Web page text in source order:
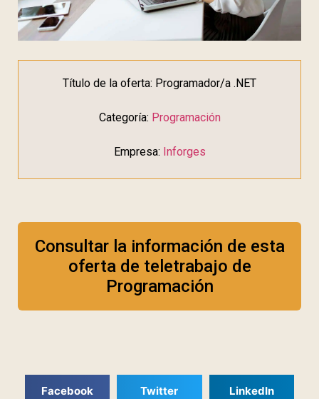
Título de la oferta: Programador/a .NET
Categoría: Programación
Empresa: Inforges
Consultar la información de esta
oferta de teletrabajo de
Programación
Facebook Twitter LinkedIn